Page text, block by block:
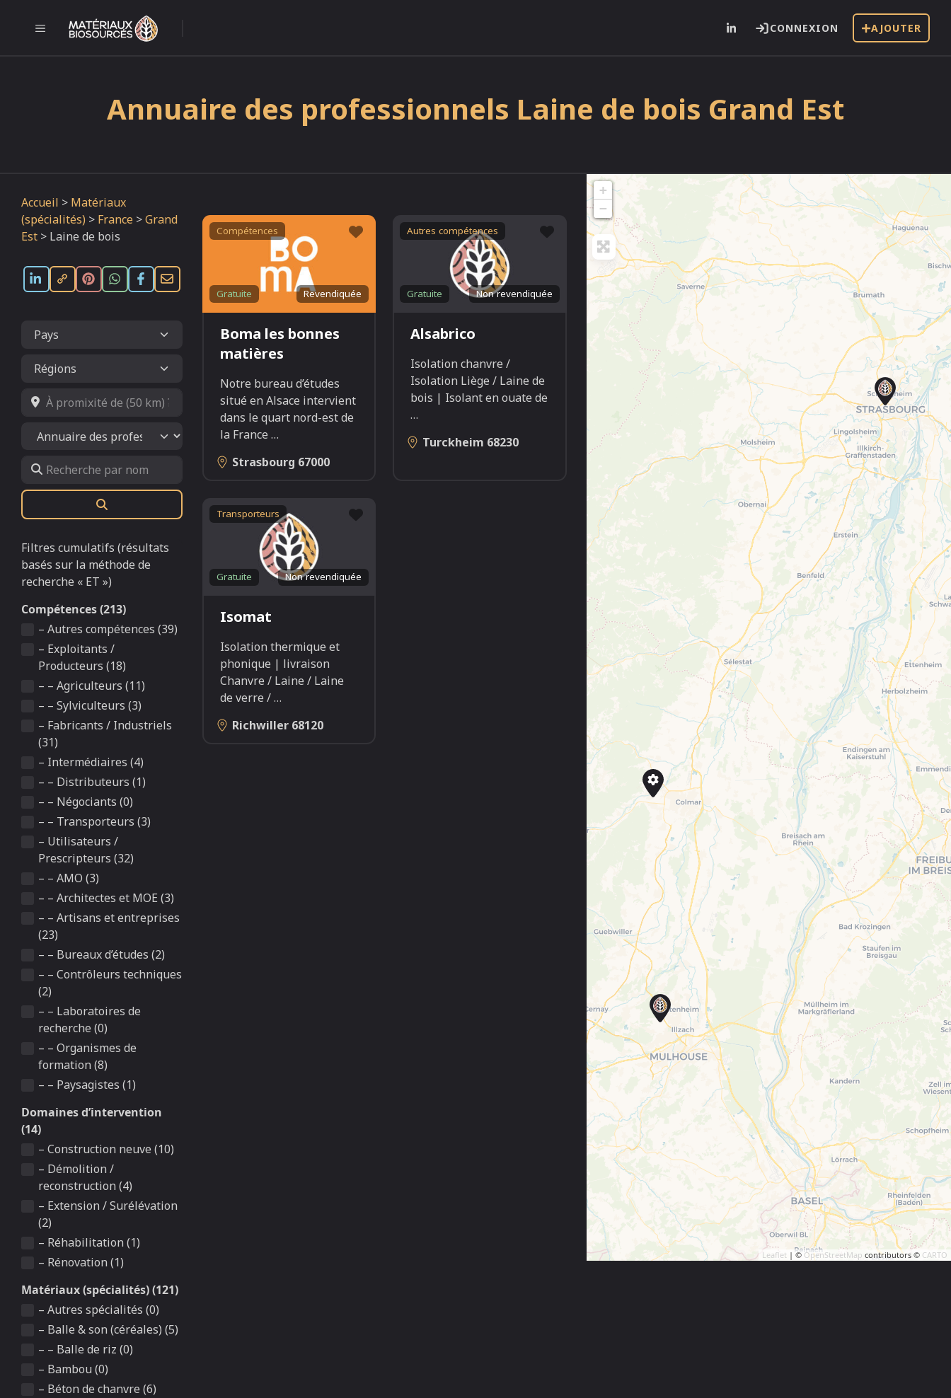
MENU CONNEXION AJOUTER
Annuaire des professionnels Laine de bois Grand Est
Accueil > Matériaux
(spécialités) > France >Grand
Est > Laine de bois
À promixité de (50 km) ?
Select search type
Recherche par nom
Filtres cumulatifs (résultats
basés sur la méthode de
recherche « ET »)
Compétences (213)
– Autres compétences (39)
– Exploitants /
Producteurs (18)
– – Agriculteurs (11)
– – Sylviculteurs (3)
– Fabricants / Industriels
(31)
– Intermédiaires (4)
– – Distributeurs (1)
– – Négociants (0)
– – Transporteurs (3)
– Utilisateurs /
Prescripteurs (32)
– – AMO (3)
– – Architectes et MOE (3)
– – Artisans et entreprises
(23)
– – Bureaux d’études (2)
– – Contrôleurs techniques
(2)
– – Laboratoires de
recherche (0)
– – Organismes de
formation (8)
– – Paysagistes (1)
Domaines d’intervention
(14)
– Construction neuve (10)
– Démolition /
reconstruction (4)
– Extension / Surélévation
(2)
– Réhabilitation (1)
– Rénovation (1)
Matériaux (spécialités) (121)
– Autres spécialités (0)
– Balle & son (céréales) (5)
– – Balle de riz (0)
– Bambou (0)
– Béton de chanvre (6)
Favori
Compétences
Revendiquée
Gratuite
Boma les bonnes
matières
Notre bureau d’études
situé en Alsace intervient
dans le quart nord-est de
la France …
Strasbourg 67000
Favori
Autres compétences
Non revendiquée
Gratuite
Alsabrico
Isolation chanvre /
Isolation Liège / Laine de
bois | Isolant en ouate de
…
Turckheim 68230
Favori
Transporteurs
Non revendiquée
Gratuite
Isomat
Isolation thermique et
phonique | livraison
Chanvre / Laine / Laine
de verre /…
Richwiller 68120
+
−
Leaflet| ©OpenStreetMap contributors © CARTO